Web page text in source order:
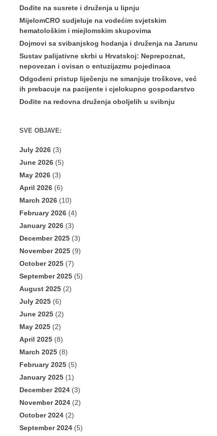
Dođite na susrete i druženja u lipnju
MijelomCRO sudjeluje na vodećim svjetskim
hematološkim i miejlomskim skupovima
Dojmovi sa svibanjskog hodanja i druženja na Jarunu
Sustav palijativne skrbi u Hrvatskoj: Neprepoznat,
nepovezan i ovisan o entuzijazmu pojedinaca
Odgođeni pristup liječenju ne smanjuje troškove, već
ih prebacuje na pacijente i cjelokupno gospodarstvo
Dođite na redovna druženja oboljelih u svibnju
SVE OBJAVE:
July 2026 (3)
June 2026 (5)
May 2026 (3)
April 2026 (6)
March 2026 (10)
February 2026 (4)
January 2026 (3)
December 2025 (3)
November 2025 (9)
October 2025 (7)
September 2025 (5)
August 2025 (2)
July 2025 (6)
June 2025 (2)
May 2025 (2)
April 2025 (8)
March 2025 (8)
February 2025 (5)
January 2025 (1)
December 2024 (3)
November 2024 (2)
October 2024 (2)
September 2024 (5)